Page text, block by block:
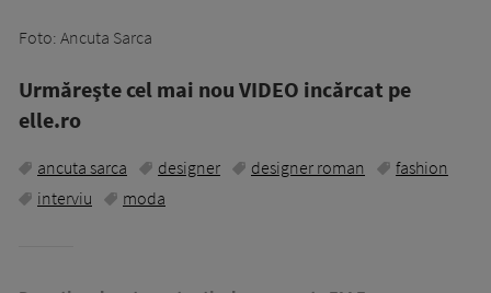
Foto: Ancuta Sarca
Urmăreşte cel mai nou VIDEO incărcat pe
elle.ro
ancuta sarca designer designer roman
fashion
interviu
moda